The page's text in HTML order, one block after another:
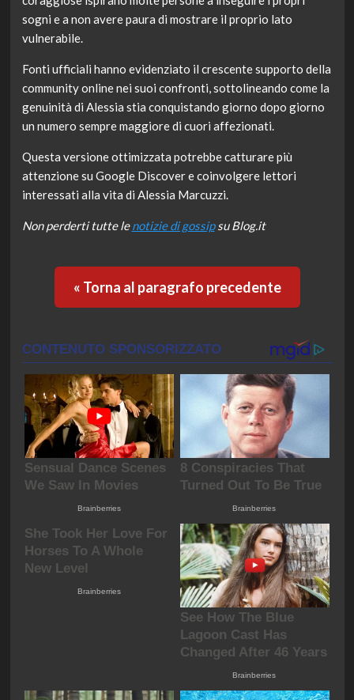
sogni e a non avere paura di mostrare il proprio lato
vulnerabile.
Fonti ufficiali hanno evidenziato il crescente supporto della
community online nei suoi confronti, sottolineando come la
genuinità di Alessia stia conquistando giorno dopo giorno
un numero sempre maggiore di cuori affezionati.
Questa versione ottimizzata potrebbe catturare più
attenzione su Google Discover e coinvolgere lettori
interessati alla vita di Alessia Marcuzzi.
Non perderti tutte lenotizie di gossipsu Blog.it
« Torna al paragrafo precedente